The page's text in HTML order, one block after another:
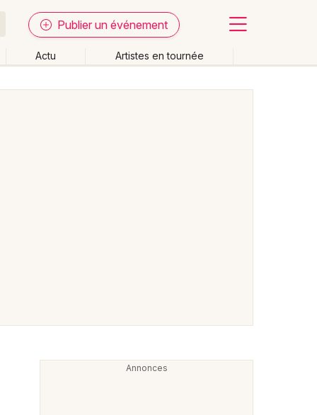
Publier un événement
Actu Artistes en tournée